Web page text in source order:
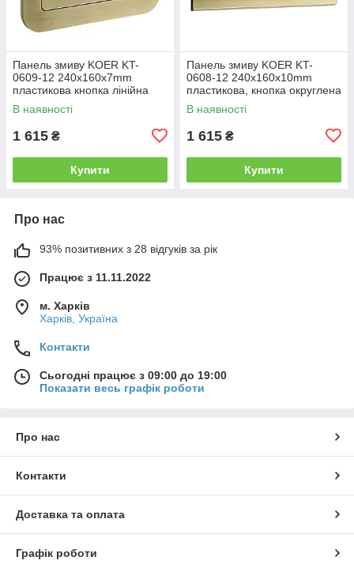
Панель змиву KOER KT-
0609-12 240x160x7mm
пластикова кнопка лінійна
(колір матове золото)
(KR6132)
В наявності
1 615 ₴
Купити
Панель змиву KOER KT-
0608-12 240x160x10mm
пластикова, кнопка округлена
(колір матове золото)
(KR6126)
В наявності
1 615 ₴
Купити
Про нас
93% позитивних з 28 відгуків за рік
Працює з 11.11.2022
м. Харків
Харків, Україна
Контакти
Сьогодні працює з 09:00 до 19:00
Показати весь графік роботи
Про нас
Контакти
Доставка та оплата
Графік роботи